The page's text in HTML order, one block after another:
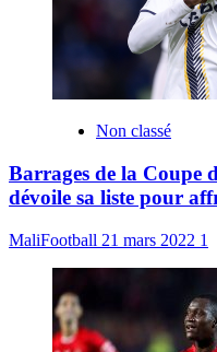
Non classé
Barrages de la Coupe
dévoile sa liste pour
MaliFootball 21 mars 2022 1